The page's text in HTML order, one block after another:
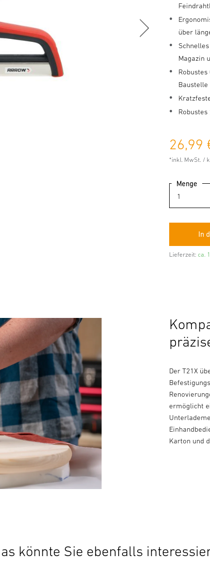
über
Magazin
26,99
*inkl. MwSt. /
Menge
Lieferzeit: ca.
Der T21X
ermöglicht
Karton und
könnte Sie ebenfalls